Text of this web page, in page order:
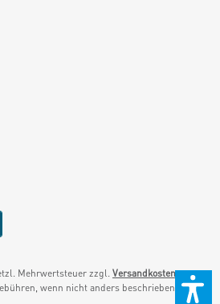
Mehrwertsteuer zzgl.Versandkosten
wenn nicht anders beschrieben.